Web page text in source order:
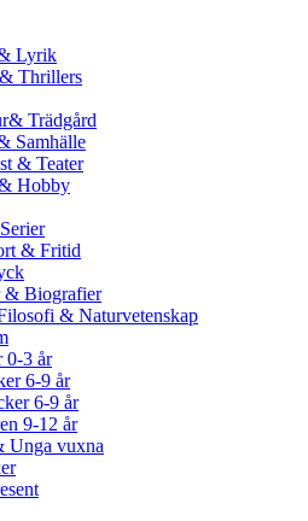
Lyrik
Thrillers
Trädgård
Samhälle
& Teater
Hobby
& Fritid
& Biografier
& Naturvetenskap
0-3 år
6-9 år
6-9 år
9-12 år
Unga vuxna